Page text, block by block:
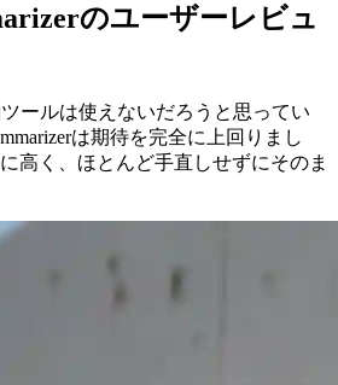
のユーザーレビュ
ールは使えないだろうと思ってい
は期待を完全に上回りまし
高く、ほとんど手直しせずにそのま